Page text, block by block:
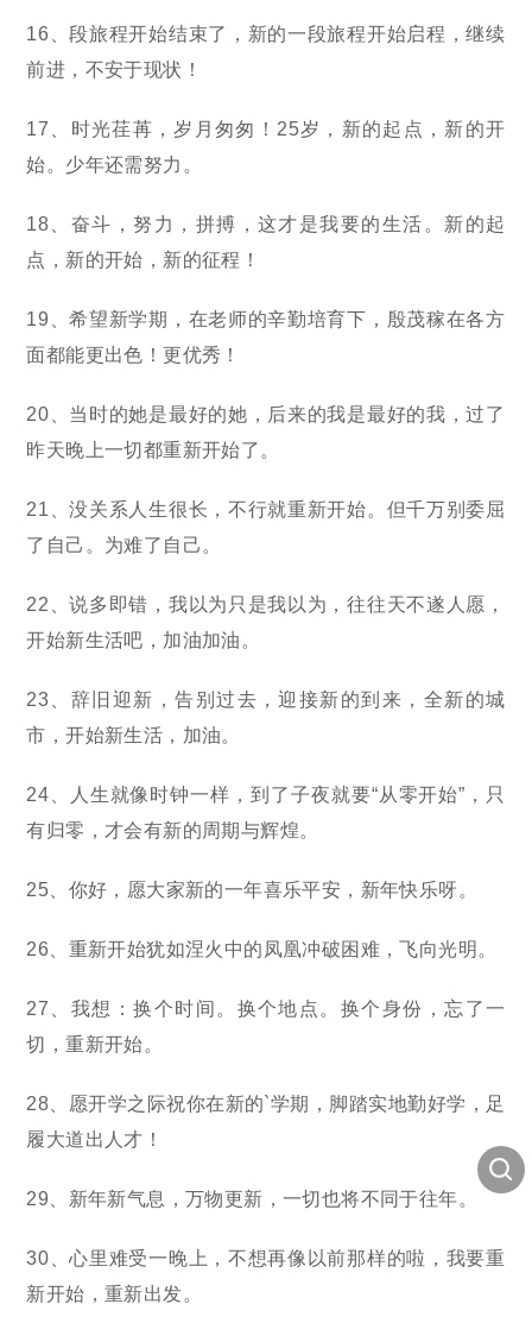
16、段旅程开始结束了，新的一段旅程开始启程，继续
前进，不安于现状！
17、时光荏苒，岁月匆匆！25岁，新的起点，新的开
始。少年还需努力。
18、奋斗，努力，拼搏，这才是我要的生活。新的起
点，新的开始，新的征程！
19、希望新学期，在老师的辛勤培育下，殷茂稼在各方
面都能更出色！更优秀！
20、当时的她是最好的她，后来的我是最好的我，过了
昨天晚上一切都重新开始了。
21、没关系人生很长，不行就重新开始。但千万别委屈
了自己。为难了自己。
22、说多即错，我以为只是我以为，往往天不遂人愿，
开始新生活吧，加油加油。
23、辞旧迎新，告别过去，迎接新的到来，全新的城
市，开始新生活，加油。
24、人生就像时钟一样，到了子夜就要“从零开始”，只
有归零，才会有新的周期与辉煌。
25、你好，愿大家新的一年喜乐平安，新年快乐呀。
26、重新开始犹如涅火中的凤凰冲破困难，飞向光明。
27、我想：换个时间。换个地点。换个身份，忘了一
切，重新开始。
28、愿开学之际祝你在新的`学期，脚踏实地勤好学，足
履大道出人才！
29、新年新气息，万物更新，一切也将不同于往年。
30、心里难受一晚上，不想再像以前那样的啦，我要重
新开始，重新出发。